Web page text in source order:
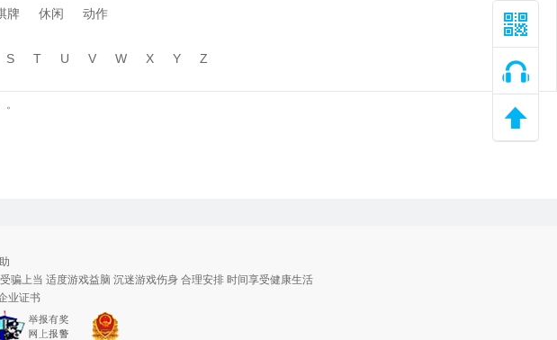
牌 休闲 动作
S T U V W X Y Z
骗上当 适度游戏益脑 沉迷游戏伤身 合理安排 时间享受健康生活
业证书